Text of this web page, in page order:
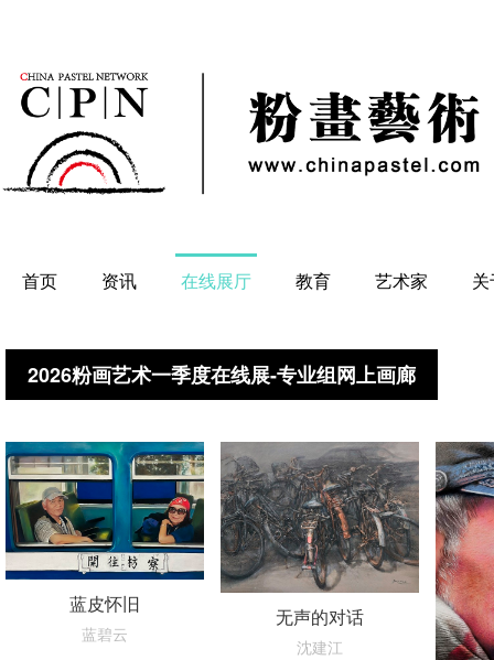
首页 资讯 在线展厅 教育 艺术家
2026粉画艺术一季度在线展-专业组网上画廊
蓝皮怀旧
蓝碧云
无声的对话
沈建江